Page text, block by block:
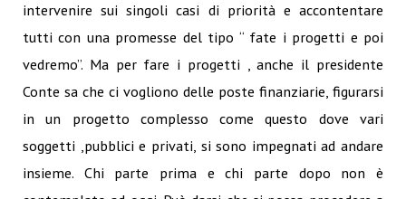
intervenire sui singoli casi di priorità e accontentare
tutti con una promesse del tipo “ fate i progetti e poi
vedremo”. Ma per fare i progetti , anche il presidente
Conte sa che ci vogliono delle poste finanziarie, figurarsi
in un progetto complesso come questo dove vari
soggetti ,pubblici e privati, si sono impegnati ad andare
insieme. Chi parte prima e chi parte dopo non è